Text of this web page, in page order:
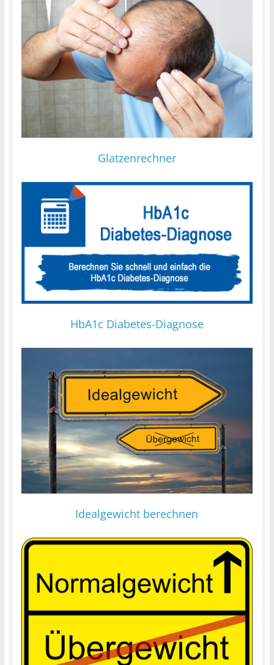
Glatzenrechner
HbA1c Diabetes-Diagnose
Idealgewicht berechnen